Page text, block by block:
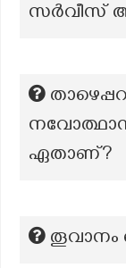
സർവീസ്
ഏതാണ്?
തൂവാനം